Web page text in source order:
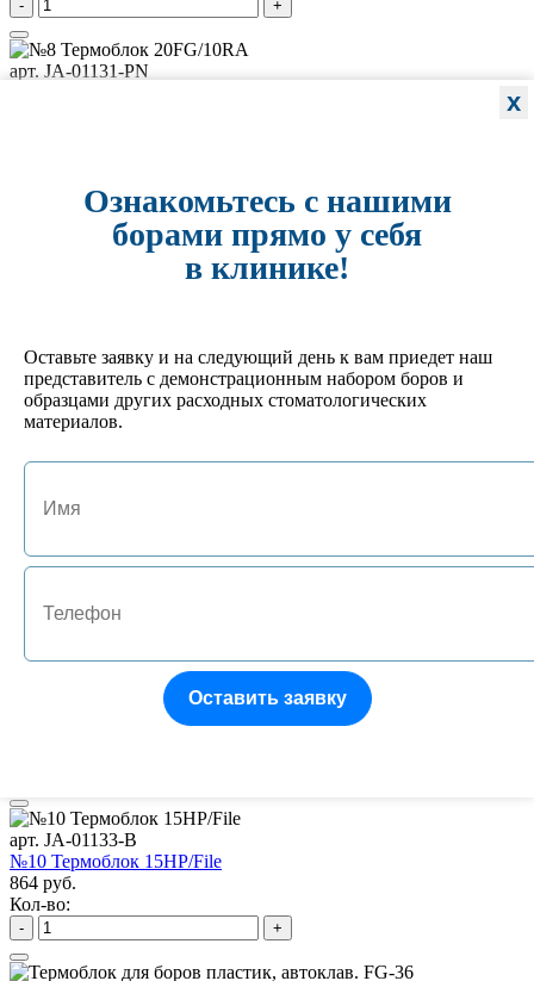
- +
арт. JA-01131-PN
арт. JA-01130-P
№ 7 Подставка под боры FG на 15 инструментов
арт. JA-01127-GL
№4 Подставка под боры FG/RA на 24 инструмента
702 руб.
+
№1 Подставка под боры FG/RA на 10 инструментов
522 руб.
№9 Термоблок 15 RA/HP
арт. JA-01133-B
№10 Термоблок 15HP/File
864 руб.
Кол-во:
- +
x
Ознакомьтесь с нашими
борами прямо у себя
в клинике!
Оставьте заявку и на следующий день к вам приедет наш
представитель с демонстрационным набором боров и
образцами других расходных стоматологических
материалов.
Оставить заявку